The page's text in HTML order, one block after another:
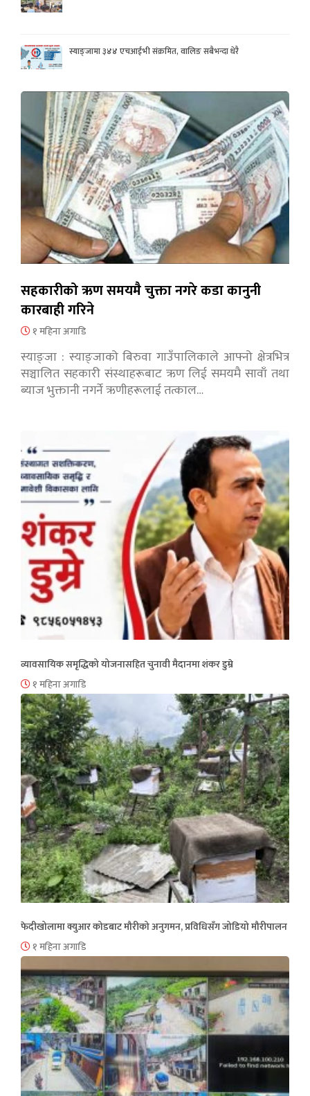
स्याङ्जामा ३४४ एचआईभी संक्रमित, वालिङ सबैभन्दा धेरै
सहकारीको ऋण समयमै चुक्ता नगरे कडा कानुनी
कारबाही गरिने
१ महिना अगाडि
स्याङ्जा : स्याङ्जाको बिरुवा गाउँपालिकाले आफ्नो क्षेत्रभित्र
सञ्चालित सहकारी संस्थाहरूबाट ऋण लिई समयमै सावाँ तथा
ब्याज भुक्तानी नगर्ने ऋणीहरूलाई तत्काल…
व्यावसायिक समृद्धिको योजनासहित चुनावी मैदानमा शंकर डुम्रे
१ महिना अगाडि
फेदीखोलामा क्युआर कोडबाट मौरीको अनुगमन, प्रविधिसँग जोडियो मौरीपालन
१ महिना अगाडि